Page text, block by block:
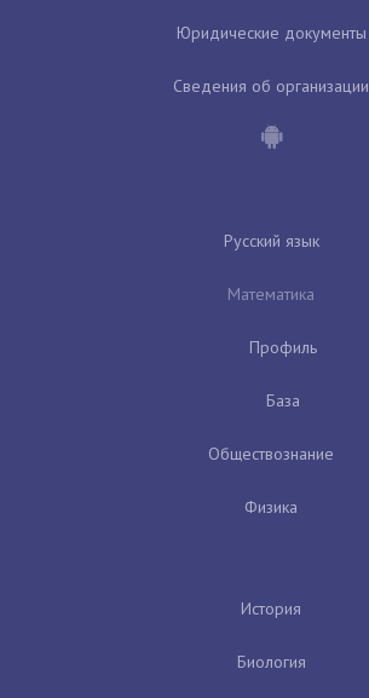
Юридические документы
Сведения об организации
Русский язык
Математика
Профиль
База
Обществознание
Физика
История
Биология